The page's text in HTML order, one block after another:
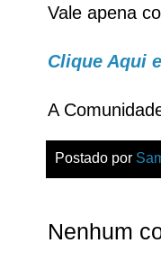
Vale apena
Clique Aqui
A
Postado por
Nenhum